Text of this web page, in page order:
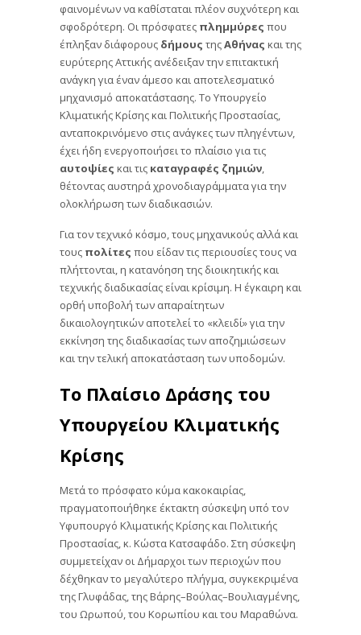
φαινομένων να καθίσταται πλέον συχνότερη και
σφοδρότερη. Οι πρόσφατες πλημμύρες που
έπληξαν διάφορους δήμους τηςΑθήνας και της
ευρύτερης Αττικής ανέδειξαν την επιτακτική
ανάγκη για έναν άμεσο και αποτελεσματικό
μηχανισμό αποκατάστασης. Το Υπουργείο
Κλιματικής Κρίσης και Πολιτικής Προστασίας,
ανταποκρινόμενο στις ανάγκες των πληγέντων,
έχει ήδη ενεργοποιήσει το πλαίσιο για τις
αυτοψίες και τις καταγραφές ζημιών
θέτοντας αυστηρά χρονοδιαγράμματα για την
ολοκλήρωση των διαδικασιών.
Για τον τεχνικό κόσμο, τους μηχανικούς αλλά και
τους πολίτες που είδαν τις περιουσίες τους να
πλήττονται, η κατανόηση της διοικητικής και
τεχνικής διαδικασίας είναι κρίσιμη. Η έγκαιρη και
ορθή υποβολή των απαραίτητων
δικαιολογητικών αποτελεί το «κλειδί» για την
εκκίνηση της διαδικασίας των αποζημιώσεων
και την τελική αποκατάσταση των υποδομών.
Το Πλαίσιο Δράσης του
Υπουργείου Κλιματικής
Κρίσης
Μετά το πρόσφατο κύμα κακοκαιρίας,
πραγματοποιήθηκε έκτακτη σύσκεψη υπό τον
Υφυπουργό Κλιματικής Κρίσης και Πολιτικής
Προστασίας, κ. Κώστα Κατσαφάδο. Στη σύσκεψη
συμμετείχαν οι Δήμαρχοι των περιοχών που
δέχθηκαν το μεγαλύτερο πλήγμα, συγκεκριμένα
της Γλυφάδας, της Βάρης–Βούλας–Βουλιαγμένης,
του Ωρωπού, του Κορωπίου και του Μαραθώνα.